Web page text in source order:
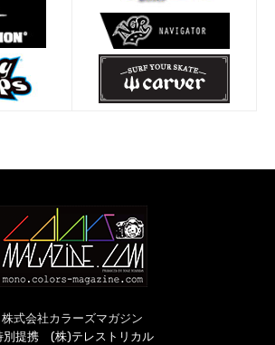
株式会社カラーズマガジン
別提携 (株)テレストリカル